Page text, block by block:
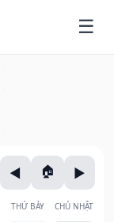
THỨ BẢY CHỦ NHẬT